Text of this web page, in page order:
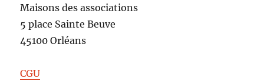
Maisons des associations
5 place Sainte Beuve
45100 Orléans
CGU